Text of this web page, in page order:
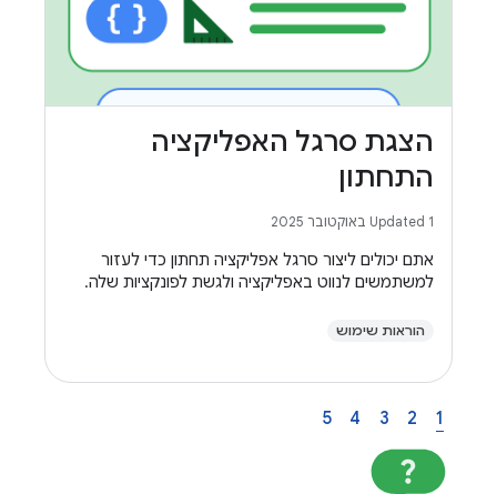
הצגת סרגל האפליקציה
התחתון
Updated 1 באוקטובר 2025
אתם יכולים ליצור סרגל אפליקציה תחתון כדי לעזור
למשתמשים לנווט באפליקציה ולגשת לפונקציות שלה.
הוראות שימוש
1
2
3
4
5